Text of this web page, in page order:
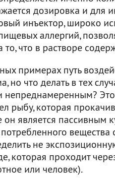
дозировка и для
инъектор, широко
аллергий,
то, что в растворе
примерах путь
но что делать в тех
Это
рыбу, которая
он является пассивным
не
которая проходит
или человек).